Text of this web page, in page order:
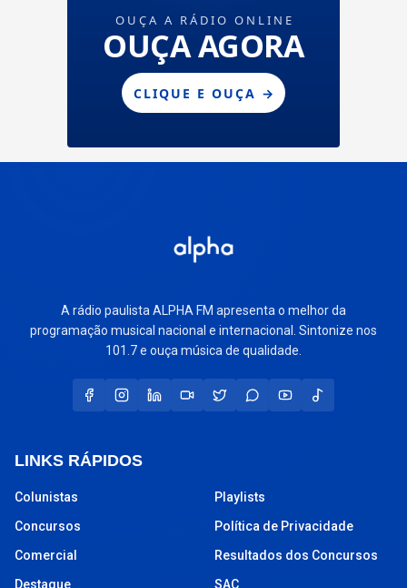
A rádio paulista ALPHA FM apresenta o melhor da
programação musical nacional e internacional. Sintonize nos
101.7 e ouça música de qualidade.
LINKS RÁPIDOS
Colunistas
Concursos
Comercial
Destaque
Playlists
Política de Privacidade
Resultados dos Concursos
SAC